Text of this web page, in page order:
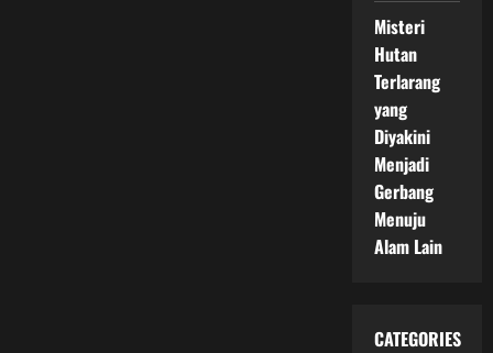
Misteri
Hutan
Terlarang
yang
Diyakini
Menjadi
Gerbang
Menuju
Alam Lain
CATEGORIES